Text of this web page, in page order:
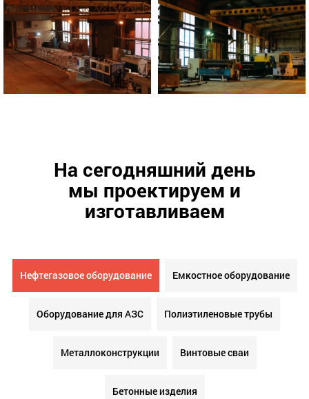
На сегодняшний день
мы проектируем и
изготавливаем
Нефтегазовое оборудование Емкостное оборудование
Оборудование для АЗС Полиэтиленовые трубы
Металлоконструкции Винтовые сваи
Бетонные изделия